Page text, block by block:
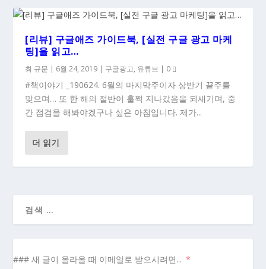
[리뷰] 구글애즈 가이드북, [실전 구글 광고 마케
팅]을 읽고…
최 규문 | 6월 24, 2019 | 구글광고, 유튜브 | 0
#책이야기 _190624. 6월의 마지막주이자 상반기 끝주를
맞으며… 또 한 해의 절반이 훌쩍 지나갔음을 되새기며, 중
간 점검을 해봐야겠구나 싶은 아침입니다. 제가...
더 읽기
### 새 글이 올라올 때 이메일로 받으시려면...